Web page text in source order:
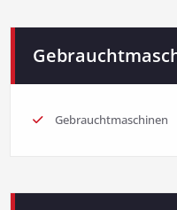
Gebrauchtmaschinen